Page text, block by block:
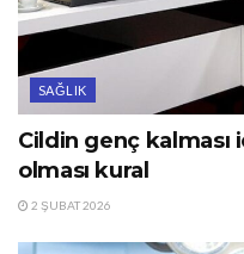
SAĞLIK
Cildin genç
olması kural
2 ŞUBAT 2026